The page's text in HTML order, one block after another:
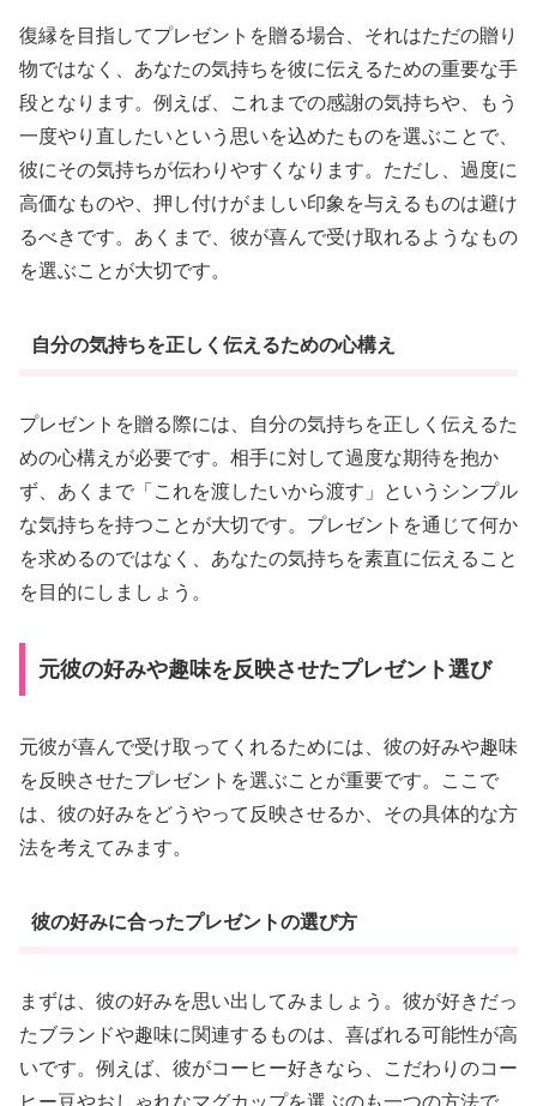
復縁を目指してプレゼントを贈る場合、それはただの贈り
物ではなく、あなたの気持ちを彼に伝えるための重要な手
段となります。例えば、これまでの感謝の気持ちや、もう
一度やり直したいという思いを込めたものを選ぶことで、
彼にその気持ちが伝わりやすくなります。ただし、過度に
高価なものや、押し付けがましい印象を与えるものは避け
るべきです。あくまで、彼が喜んで受け取れるようなもの
を選ぶことが大切です。
自分の気持ちを正しく伝えるための心構え
プレゼントを贈る際には、自分の気持ちを正しく伝えるた
めの心構えが必要です。相手に対して過度な期待を抱か
ず、あくまで「これを渡したいから渡す」というシンプル
な気持ちを持つことが大切です。プレゼントを通じて何か
を求めるのではなく、あなたの気持ちを素直に伝えること
を目的にしましょう。
元彼の好みや趣味を反映させたプレゼント選び
元彼が喜んで受け取ってくれるためには、彼の好みや趣味
を反映させたプレゼントを選ぶことが重要です。ここで
は、彼の好みをどうやって反映させるか、その具体的な方
法を考えてみます。
彼の好みに合ったプレゼントの選び方
まずは、彼の好みを思い出してみましょう。彼が好きだっ
たブランドや趣味に関連するものは、喜ばれる可能性が高
いです。例えば、彼がコーヒー好きなら、こだわりのコー
ヒー豆やおしゃれなマグカップを選ぶのも一つの方法で